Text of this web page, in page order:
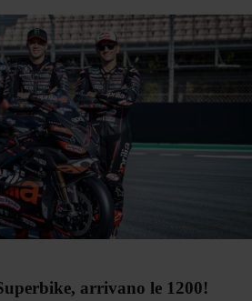
arrivano le 1200!